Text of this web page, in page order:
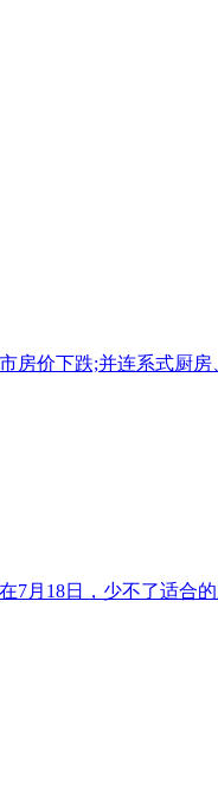
房价下跌;并连系式厨
7月18日，少不了适合